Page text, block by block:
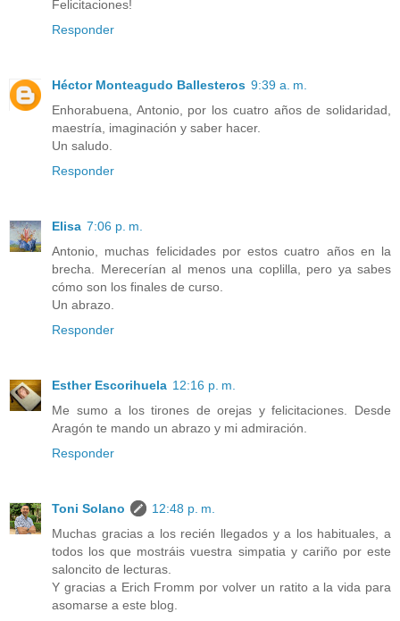
Felicitaciones!
Responder
Héctor Monteagudo Ballesteros 9:39 a. m.
Enhorabuena, Antonio, por los cuatro años de solidaridad,
maestría, imaginación y saber hacer.
Un saludo.
Responder
Elisa 7:06 p. m.
Antonio, muchas felicidades por estos cuatro años en la
brecha. Merecerían al menos una coplilla, pero ya sabes
cómo son los finales de curso.
Un abrazo.
Responder
Esther Escorihuela 12:16 p. m.
Me sumo a los tirones de orejas y felicitaciones. Desde
Aragón te mando un abrazo y mi admiración.
Responder
Toni Solano
12:48 p. m.
Muchas gracias a los recién llegados y a los habituales, a
todos los que mostráis vuestra simpatia y cariño por este
saloncito de lecturas.
Y gracias a Erich Fromm por volver un ratito a la vida para
asomarse a este blog.